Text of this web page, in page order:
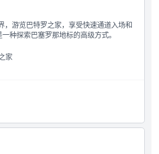
，游览巴特罗之家，享受快速通道入场和
种探索巴塞罗那地标的高级方式。
家